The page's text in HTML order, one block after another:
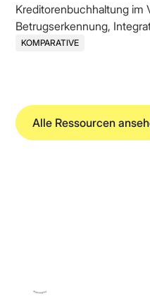
Kreditorenbuchhaltung im
Betrugserkennung,
etablierten Enterprise-
KOMPARATIVE
Alle Ressourcen